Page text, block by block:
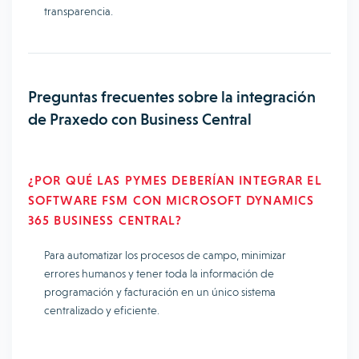
transparencia.
Preguntas frecuentes sobre la integración
de Praxedo con Business Central
¿POR QUÉ LAS PYMES DEBERÍAN INTEGRAR EL
SOFTWARE FSM CON MICROSOFT DYNAMICS
365 BUSINESS CENTRAL?
Para automatizar los procesos de campo, minimizar
errores humanos y tener toda la información de
programación y facturación en un único sistema
centralizado y eficiente.